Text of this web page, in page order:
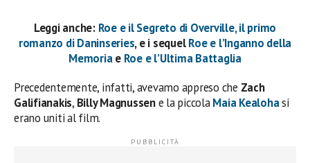
Leggi anche: Roe e il Segreto di Overville, il primo
romanzo di Daninseries, e i sequelRoe e l’Inganno della
Memoriae Roe e l’Ultima Battaglia
Precedentemente, infatti, avevamo appreso che Zach
Galifianakis, Billy Magnussene la piccolaMaia Kealohasi
erano uniti al film.